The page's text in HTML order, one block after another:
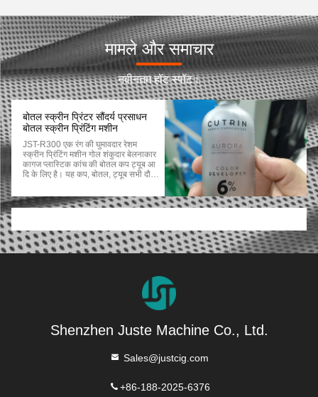
मामले और समाचार
नवीनतम हॉट स्पॉट।
बोतल स्क्रीन प्रिंटर सौंदर्य प्रसाधन
बोतल स्क्रीन प्रिंटिंग मशीन
JST-R300 एक रंग की घुमावदार रेशम
स्क्रीन प्रिंटिंग मशीन गोल शंकुदार बेलनाकार
कागज प्लास्टिक कांच की बोतल कप ट्यूब आ
दि के लिए है। यह कप, बोतल, ट्यूब सभी दौर
रप्रिंट नहीं कर सकता है। JST-R300 प्रिंट
उत्पाद आकारः सभी गोल गोल बेलनाकार
लोगो मुद्रण हमारी स्क्रीन प्रिंटिंग मशीन द्वारा
प्लास्टिक कॉस्मेटिक्स बोतल लोगो मुद्रण
Shenzhen Juste Machine Co., Ltd.
Sales@justcig.com
+86-188-2025-6376